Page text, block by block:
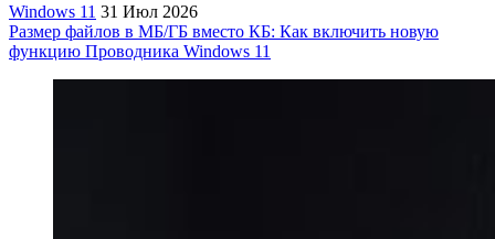
Windows 11 31 Июл 2026
Размер файлов в МБ/ГБ вместо КБ: Как включить новую
функцию Проводника Windows 11